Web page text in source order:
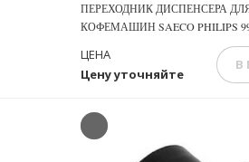
ПЕРЕХОДНИК ДИСПЕНСЕРА
КОФЕМАШИН SAECO PHILIPS
Цену уточняйте
ЦЕНА
В